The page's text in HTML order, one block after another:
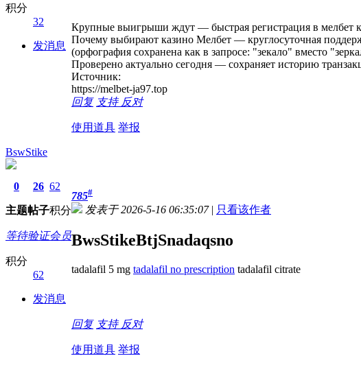
积分
32
发消息
Крупные выигрыши ждут — быстрая регистрация в мелбет
Почему выбирают казино Мелбет — круглосуточная
(орфография сохранена как в запросе: "зекало" вместо
Проверено актуально сегодня — сохраняет историю
Источник:
https://melbet-ja97.top
回复 支持 反对
使用道具 举报
BswStike
0
主题
26
帖子
62
积分
等待验证会员
积分
62
发消息
785#
发表于 2026-5-16 06:35:07 | 只看该作者
BwsStikeBtjSnadaqsno
tadalafil 5 mg tadalafil no prescription tadalafil citrate
回复 支持 反对
使用道具 举报